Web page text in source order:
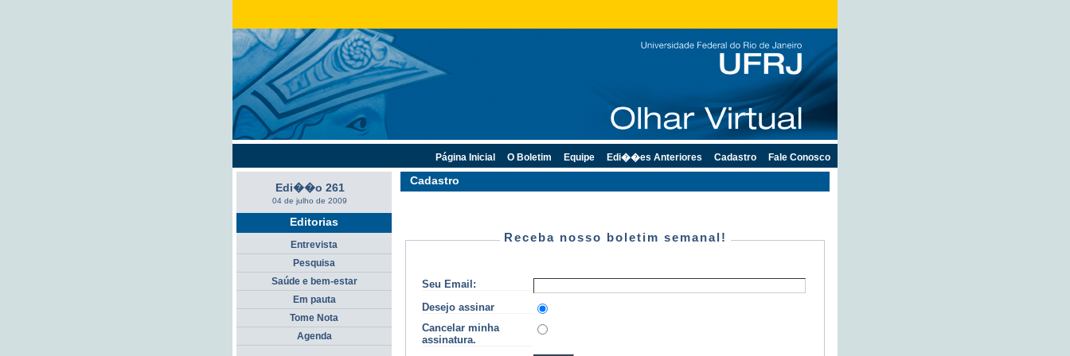
Cadastro
Receba nosso boletim semanal!
Seu Email:
Desejo assinar
Cancelar minha
assinatura.
Edi��o 261
04 de julho de 2009
Editorias
Entrevista
Pesquisa
Saúde e bem-estar
Em pauta
Tome Nota
Agenda
Página Inicial O Boletim Equipe Edi��es Anteriores Cadastro Fale Conosco